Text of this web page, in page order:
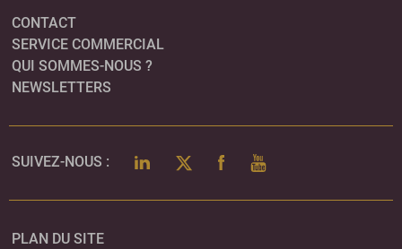
CONTACT
SERVICE COMMERCIAL
QUI SOMMES-NOUS ?
NEWSLETTERS
SUIVEZ-NOUS : LINKEDINTWITTERFACEBOOK
YOUTUBE
PLAN DU SITE